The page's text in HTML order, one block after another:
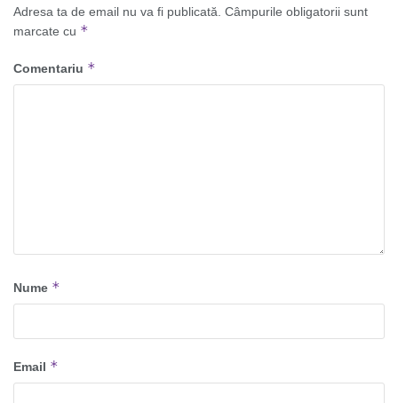
Adresa ta de email nu va fi publicată. Câmpurile obligatorii sunt
marcate cu *
Comentariu *
Nume *
Email *